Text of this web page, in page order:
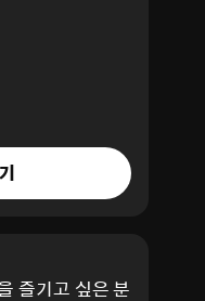
즐기고 싶은 분